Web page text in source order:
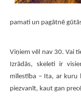
pamati un pagātnē
Viņiem vēl nav 30. Vai
Izrādās, skeleti ir
mīlestība – Ita, ar kuru
piezvanīt, kaut gan